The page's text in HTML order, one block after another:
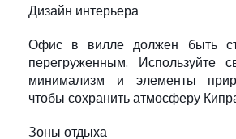
Дизайн интерьера
Офис в вилле должен быть
перегруженным. Используйте
минимализм и элементы
чтобы сохранить атмосферу
Зоны отдыха